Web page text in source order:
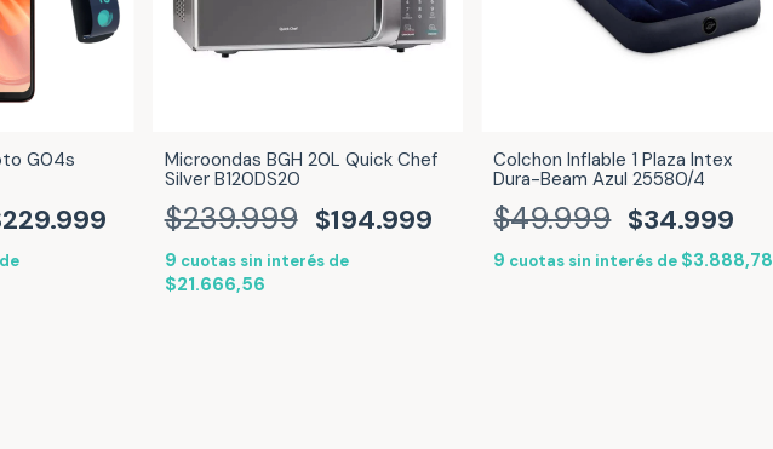
G04s
Microondas BGH 20L Quick Chef
Silver B120DS20
$239.999 $194.999
9 cuotas sin interés de
$21.666,56
Colchon Inflable 1 Plaza Intex
Dura-Beam Azul 25580/4
$49.999 $34.999
9 cuotas sin interés de $3.888,78